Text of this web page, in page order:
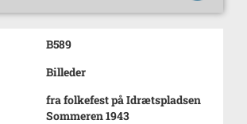
B589
Billeder
fra folkefest på Idrætspladsen
Sommeren 1943